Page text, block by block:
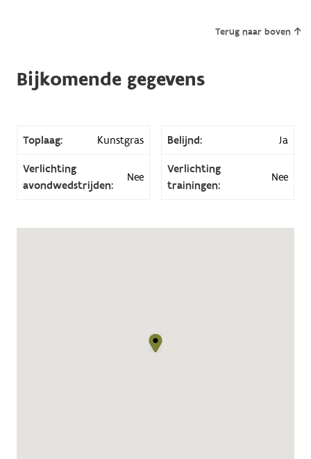
Terug naar boven
Bijkomende gegevens
Toplaag: Kunstgras Belijnd: Ja
Verlichting
avondwedstrijden:
Nee
Verlichting
trainingen:
Nee